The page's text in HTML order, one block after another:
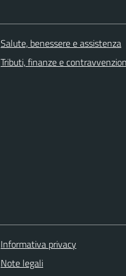
Salute, benessere e assistenza
Tributi, finanze e
Informativa privacy
Note legali